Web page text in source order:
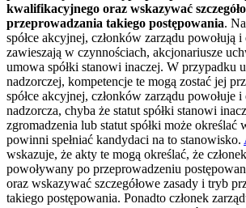
kwalifikacyjnego oraz wskazywać
przeprowadzania takiego postępowania.
spółce akcyjnej, członków zarządu powołują i
zawieszają w czynnościach, akcjonariusze
umowa spółki stanowi inaczej. W przypadku
nadzorczej, kompetencje te mogą zostać jej
spółce akcyjnej, członków zarządu powołuje i
nadzorcza, chyba że statut spółki stanowi
zgromadzenia lub statut spółki może określać
powinni spełniać kandydaci na to stanowisko.
wskazuje, że akty te mogą określać, że
powoływany po przeprowadzeniu
oraz wskazywać szczegółowe zasady i tryb
takiego postępowania. Ponadto członek